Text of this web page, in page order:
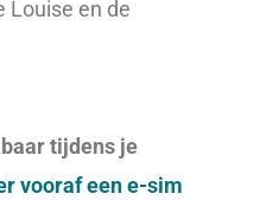
Louise en de
tijdens je
vooraf een e-sim